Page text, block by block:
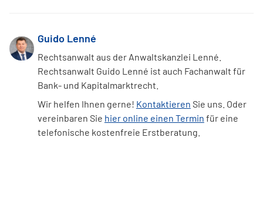
Guido Lenné
Rechtsanwalt aus der Anwaltskanzlei Lenné.
Rechtsanwalt Guido Lenné ist auch Fachanwalt für
Bank- und Kapitalmarktrecht.
Wir helfen Ihnen gerne! Kontaktieren Sie uns. Oder
vereinbaren Sie hier online einen Termin für eine
telefonische kostenfreie Erstberatung.